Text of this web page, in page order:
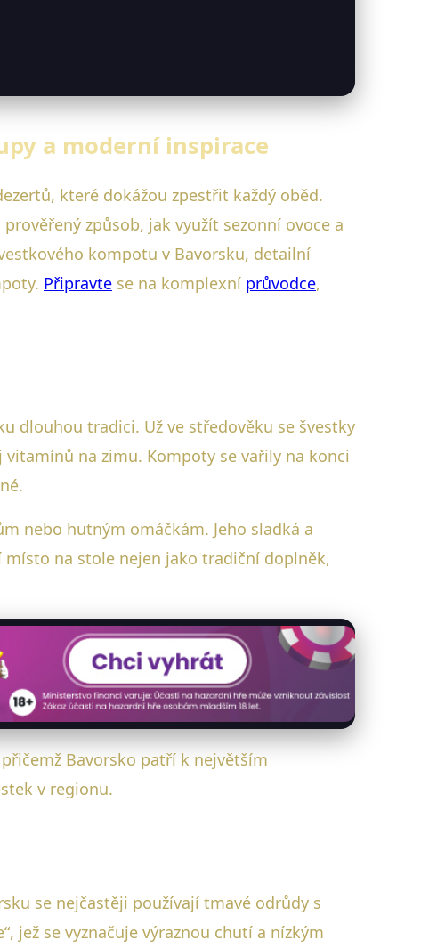
a moderní inspirace
které dokážou zpestřit každý oběd.
způsob, jak využít sezonní ovoce a
kompotu v Bavorsku, detailní
Připravte se na komplexní průvodce,
dlouhou tradici. Už ve středověku se švestky
na zimu. Kompoty se vařily na konci
nebo hutným omáčkám. Jeho sladká a
místo na stole nejen jako tradiční doplněk,
Bavorsko patří k největším
v regionu.
se nejčastěji používají tmavé odrůdy s
jež se vyznačuje výraznou chutí a nízkým